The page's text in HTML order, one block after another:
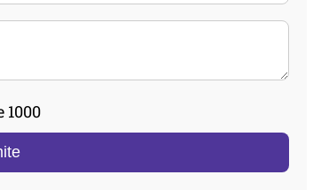
1000